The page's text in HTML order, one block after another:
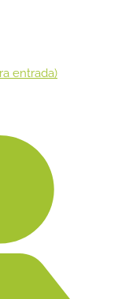
entrada)